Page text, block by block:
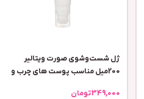
ژل شست‌وشوی صورت ویتالیر
200میل مناسب پوست های چرب و
349,000تومان